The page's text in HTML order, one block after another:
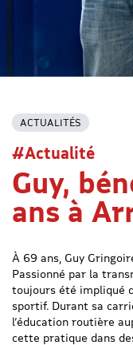
ACTUALITÉS
#Actualité
Guy,
ans à
À 69 ans, Guy
Passionné par la
toujours été impliqué
sportif. Durant sa
l’éducation routière
cette pratique dans